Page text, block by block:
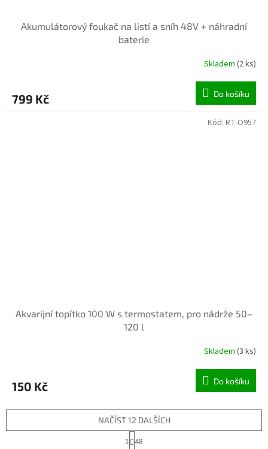
Akumulátorový foukač na listí a sníh 48V + náhradní
baterie
Skladem (2 ks)
799 Kč Do košíku
Akvarijní topítko 100 W s termostatem, pro nádrže 50–
120 l
Skladem (3 ks)
150 Kč Do košíku
Kód: RT-O957
NAČÍST 12 DALŠÍCH
S
t
1 48